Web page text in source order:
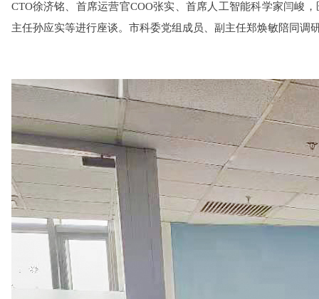
CTO徐济铭、首席运营官COO张实、首席人工智能科学家闫峻
主任孙应实等进行座谈。市科委党组成员、副主任郑焕敏陪同调